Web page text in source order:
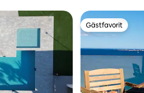
Gästfavorit
Gästfavorit